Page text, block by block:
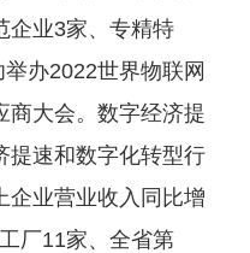
企业3家、专精特
办2022世界物联网
商大会。数字经济提
提速和数字化转型行
企业营业收入同比增
厂11家、全省第